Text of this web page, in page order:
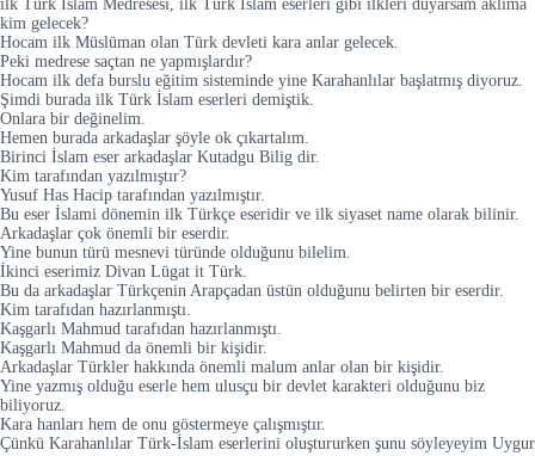
ilk Türk İslam Medresesi, ilk Türk İslam eserleri gibi ilkleri duyarsam aklıma
kim gelecek?
Hocam ilk Müslüman olan Türk devleti kara anlar gelecek.
Peki medrese saçtan ne yapmışlardır?
Hocam ilk defa burslu eğitim sisteminde yine Karahanlılar başlatmış diyoruz.
Şimdi burada ilk Türk İslam eserleri demiştik.
Onlara bir değinelim.
Hemen burada arkadaşlar şöyle ok çıkartalım.
Birinci İslam eser arkadaşlar Kutadgu Bilig dir.
Kim tarafından yazılmıştır?
Yusuf Has Hacip tarafından yazılmıştır.
Bu eser İslami dönemin ilk Türkçe eseridir ve ilk siyaset name olarak bilinir.
Arkadaşlar çok önemli bir eserdir.
Yine bunun türü mesnevi türünde olduğunu bilelim.
İkinci eserimiz Divan Lügat it Türk.
Bu da arkadaşlar Türkçenin Arapçadan üstün olduğunu belirten bir eserdir.
Kim tarafıdan hazırlanmıştı.
Kaşgarlı Mahmud tarafıdan hazırlanmıştı.
Kaşgarlı Mahmud da önemli bir kişidir.
Arkadaşlar Türkler hakkında önemli malum anlar olan bir kişidir.
Yine yazmış olduğu eserle hem ulusçu bir devlet karakteri olduğunu biz
biliyoruz.
Kara hanları hem de onu göstermeye çalışmıştır.
Çünkü Karahanlılar Türk-İslam eserlerini oluştururken şunu söyleyeyim Uygur